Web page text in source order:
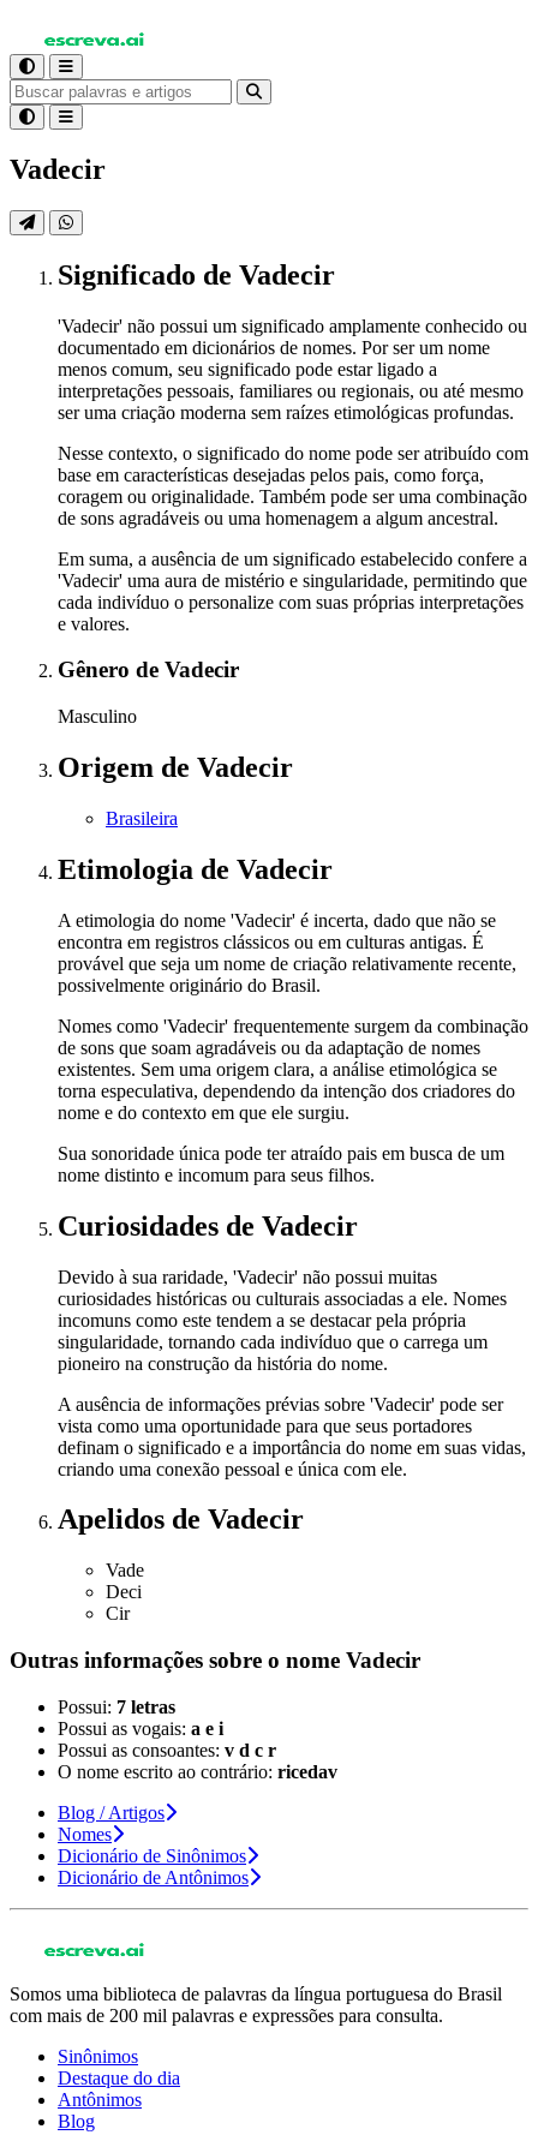
Vadecir
Significado de Vadecir
'Vadecir' não possui um significado amplamente conhecido ou
documentado em dicionários de nomes. Por ser um nome
menos comum, seu significado pode estar ligado a
interpretações pessoais, familiares ou regionais, ou até mesmo
ser uma criação moderna sem raízes etimológicas profundas.
Nesse contexto, o significado do nome pode ser atribuído com
base em características desejadas pelos pais, como força,
coragem ou originalidade. Também pode ser uma combinação
de sons agradáveis ou uma homenagem a algum ancestral.
Em suma, a ausência de um significado estabelecido confere a
'Vadecir' uma aura de mistério e singularidade, permitindo que
cada indivíduo o personalize com suas próprias interpretações
e valores.
Gênero de Vadecir
Masculino
Origem de Vadecir
Brasileira
Etimologia de Vadecir
A etimologia do nome 'Vadecir' é incerta, dado que não se
encontra em registros clássicos ou em culturas antigas. É
provável que seja um nome de criação relativamente recente,
possivelmente originário do Brasil.
Nomes como 'Vadecir' frequentemente surgem da combinação
de sons que soam agradáveis ou da adaptação de nomes
existentes. Sem uma origem clara, a análise etimológica se
torna especulativa, dependendo da intenção dos criadores do
nome e do contexto em que ele surgiu.
Sua sonoridade única pode ter atraído pais em busca de um
nome distinto e incomum para seus filhos.
Curiosidades de Vadecir
Devido à sua raridade, 'Vadecir' não possui muitas
curiosidades históricas ou culturais associadas a ele. Nomes
incomuns como este tendem a se destacar pela própria
singularidade, tornando cada indivíduo que o carrega um
pioneiro na construção da história do nome.
A ausência de informações prévias sobre 'Vadecir' pode ser
vista como uma oportunidade para que seus portadores
definam o significado e a importância do nome em suas vidas,
criando uma conexão pessoal e única com ele.
Apelidos de Vadecir
Vade
Deci
Cir
Outras informações sobre o nome Vadecir
Possui: 7 letras
Possui as vogais: a e i
Possui as consoantes: v d c r
O nome escrito ao contrário: ricedav
Blog / Artigos
Nomes
Dicionário de Sinônimos
Dicionário de Antônimos
Somos uma biblioteca de palavras da língua portuguesa do Brasil
com mais de 200 mil palavras e expressões para consulta.
Sinônimos
Destaque do dia
Antônimos
Blog